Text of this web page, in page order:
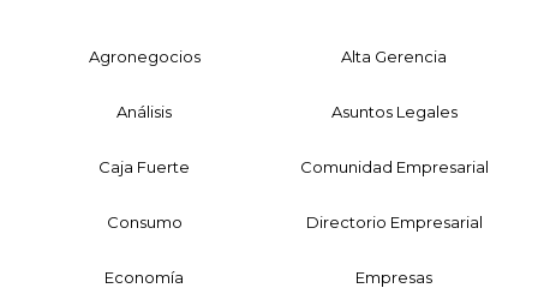
Agronegocios Alta Gerencia
Análisis Asuntos Legales
Caja Fuerte Comunidad Empresarial
Consumo Directorio Empresarial
Economía Empresas